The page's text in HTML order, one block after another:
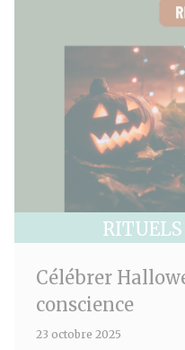
Célébrer
conscience
23 octobre 2025